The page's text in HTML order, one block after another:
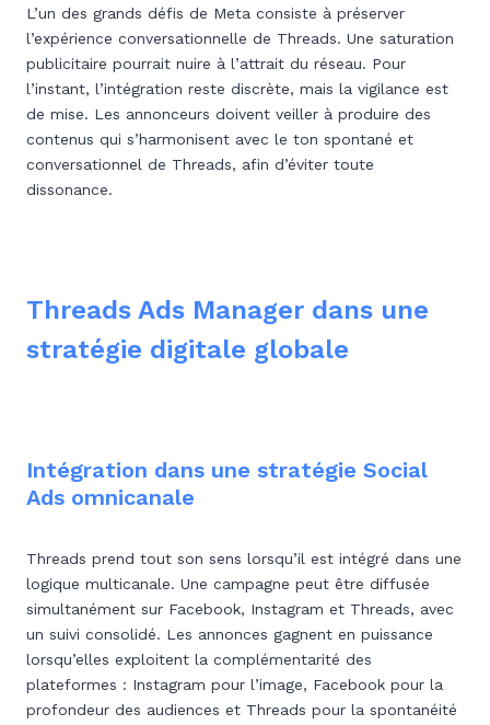
L’un des grands défis de Meta consiste à préserver
l’expérience conversationnelle de Threads. Une saturation
publicitaire pourrait nuire à l’attrait du réseau. Pour
l’instant, l’intégration reste discrète, mais la vigilance est
de mise. Les annonceurs doivent veiller à produire des
contenus qui s’harmonisent avec le ton spontané et
conversationnel de Threads, afin d’éviter toute
dissonance.
Threads Ads Manager dans une
stratégie digitale globale
Intégration dans une stratégie Social
Ads omnicanale
Threads prend tout son sens lorsqu’il est intégré dans une
logique multicanale. Une campagne peut être diffusée
simultanément sur Facebook, Instagram et Threads, avec
un suivi consolidé. Les annonces gagnent en puissance
lorsqu’elles exploitent la complémentarité des
plateformes : Instagram pour l’image, Facebook pour la
profondeur des audiences et Threads pour la spontanéité